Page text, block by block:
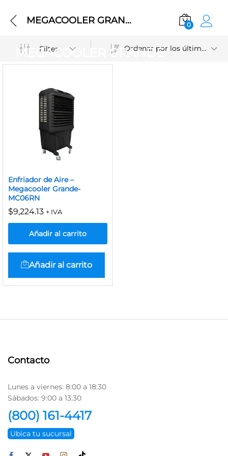
MEGACOOLER GRANDE 0
MEGACOOLER GRANDE
Filter Ordenar por los últimos
Enfriador de Aire –
Megacooler Grande-
MC06RN
$9,224.13 + IVA
Añadir al carrito
Añadir al carrito
Contacto
Lunes a viernes: 8:00 a 18:30
Sábados: 9:00 a 13:30
(800) 161-4417
Ubica tu sucursal